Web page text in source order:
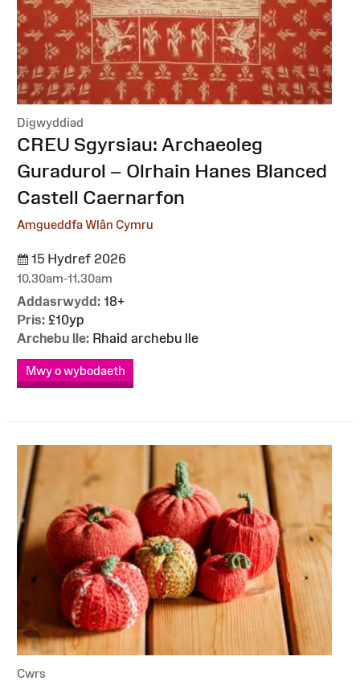
Digwyddiad
:CREU Sgyrsiau: Archaeoleg
Guradurol – Olrhain Hanes Blanced
Castell Caernarfon
Amgueddfa Wlân Cymru
15 Hydref 2026
10.30am-11.30am
Addasrwydd: 18+
Pris: £10yp
Archebu lle: Rhaid archebu lle
Mwy o wybodaeth
Cwrs